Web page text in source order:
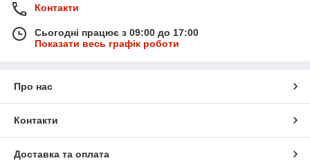
Контакти
Сьогодні працює з 09:00 до 17:00
Показати весь графік роботи
Про нас
Контакти
Доставка та оплата